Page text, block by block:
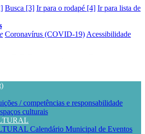
Busca [3] Ir para o rodapé [4] Ir para lista de
Coronavírus (COVID-19) Acessibilidade
/ competências e responsabilidade
culturais
Calendário Municipal de Eventos